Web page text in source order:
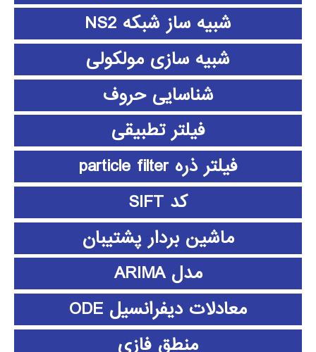
شبیه ساز شبکه NS2
شبیه سازی مولکولی
شناسایی حروف
فیلتر تطبیقی
فیلتر ذره particle filter
کد SIFT
ماشین بردار پشتیبان
مدل ARIMA
معادلات دیفرانسیل ODE
منطق فازي